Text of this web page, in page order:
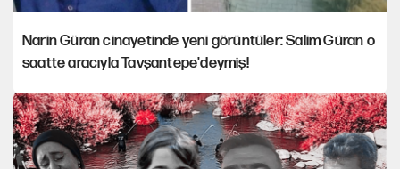
Narin Güran cinayetinde yeni görüntüler: Salim Güran o
saatte aracıyla Tavşantepe'deymiş!